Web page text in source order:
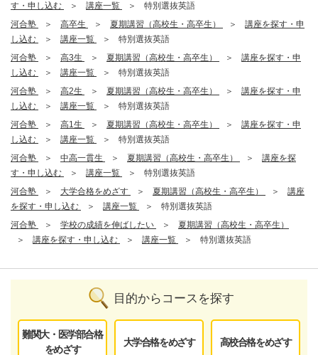
す・申し込む
講座一覧
特別選抜英語
河合塾
高卒生 夏期講習（高校生・高卒生）
講座を探す・申
し込む
講座一覧
特別選抜英語
河合塾
高3生 夏期講習（高校生・高卒生）
講座を探す・申
し込む
講座一覧
特別選抜英語
河合塾
高2生 夏期講習（高校生・高卒生）
講座を探す・申
し込む
講座一覧
特別選抜英語
河合塾
高1生 夏期講習（高校生・高卒生）
講座を探す・申
し込む
講座一覧
特別選抜英語
河合塾
中高一貫生 夏期講習（高校生・高卒生）
講座を探
す・申し込む
講座一覧
特別選抜英語
河合塾
大学合格をめざす 夏期講習（高校生・高卒生）
講座
を探す・申し込む
講座一覧
特別選抜英語
河合塾
学校の成績を伸ばしたい
夏期講習（高校生・高卒生）
講座を探す・申し込む
講座一覧 特別選抜英語
目的からコースを探す
難関大・医学部合格
をめざす
大学合格をめざす 高校合格をめざす